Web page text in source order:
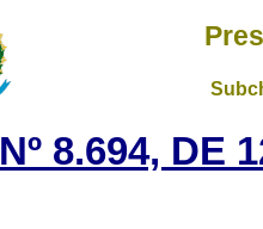
8.694, DE